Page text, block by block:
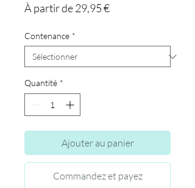
À partir de29,95 €Prix
Contenance *
Quantité *
Ajouter au panier
Commandez et payez